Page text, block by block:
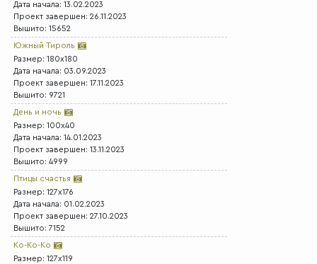
Дата начала: 13.02.2023
Проект завершен: 26.11.2023
Вышито: 15652
Южный Тироль
Размер: 180x180
Дата начала: 03.09.2023
Проект завершен: 17.11.2023
Вышито: 9721
День и ночь
Размер: 100x40
Дата начала: 14.01.2023
Проект завершен: 13.11.2023
Вышито: 4999
Птицы счастья
Размер: 127x176
Дата начала: 01.02.2023
Проект завершен: 27.10.2023
Вышито: 7152
Ко-Ко-Ко
Размер: 127x119